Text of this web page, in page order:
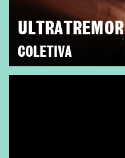
ULTRATREMOR
COLETIVA